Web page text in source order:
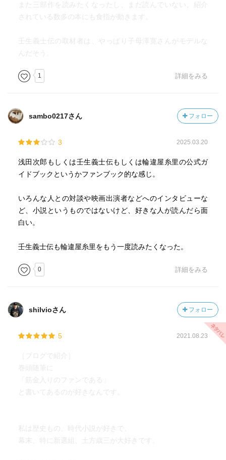
また三部作を読みたくなったし、まだ読んでいない、紹介
されている数多の本にも食指が動きます。
壬生義士伝の取材者は、やっぱり子母澤寛さんがモデルな
んだそう。
1 詳細をみる
sambo0217さん フォロー
3 2025.03.20
浅田次郎もしくは壬生義士伝もしくは輪違屋糸里の公式ガ
イドブックというかファンブック的な感じ。
いろんな人との対談や映画出演者などへのインタビューな
ど、小説というものではないけど、好きな人が読んだら面
白い。
壬生義士伝も輪違屋糸里をもう一度読みたくなった。
0 詳細をみる
shilvioさん フォロー
5 2021.08.23
［ブログで紹介］
巻頭随筆に
「筋金入りのファンである」
と書いてあるのが好きなんです。
私は歴史もの、時代小説が好きで、
幕末、特に新選組、土方歳三が大好きです。